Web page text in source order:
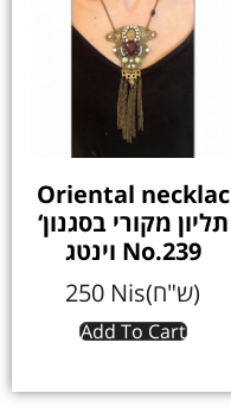
Oriental necklac
‘תליון מקורי בסגנון
וינטג No.239
250
Nis(ש"ח)
Add To Cart